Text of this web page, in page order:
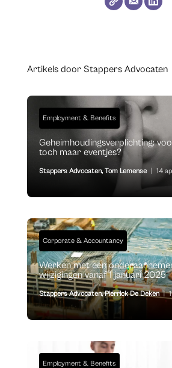
Artikels door Stappers Advocaten
Employment & Benefits
Geheimhoudingsverplichting:
toch maar eventjes?
Stappers Advocaten, Tom Lemense 14
Corporate & Accountancy
Werken met een
wijzigingen vanaf 1 januari 2025
Stappers Advocaten,Pierrick De Deken |
Employment & Benefits